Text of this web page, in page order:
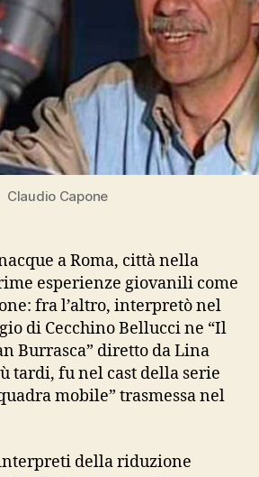
Claudio Capone
a Roma, città nella
esperienze giovanili come
fra l’altro, interpretò nel
di Cecchino Bellucci ne “Il
Burrasca” diretto da Lina
tardi, fu nel cast della serie
mobile” trasmessa nel
della riduzione